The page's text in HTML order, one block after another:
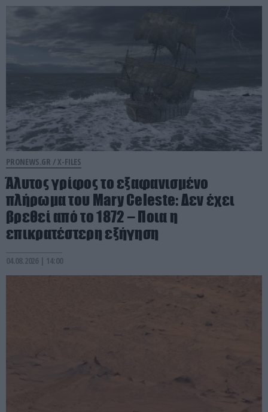
PRONEWS.GR /X-FILES
Άλυτος γρίφος το εξαφανισμένο
πλήρωμα του Mary Celeste: Δεν έχει
βρεθεί από το 1872 – Ποια η
επικρατέστερη εξήγηση
04.08.2026 | 14:00